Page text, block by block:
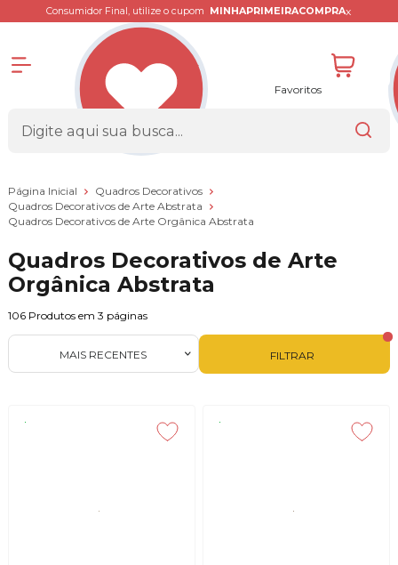
Consumidor Final, utilize o cupom MINHAPRIMEIRACOMPRAx
Favoritos
Página Inicial
Quadros Decorativos
Quadros Decorativos de Arte Abstrata
Quadros Decorativos de Arte Orgânica Abstrata
Quadros Decorativos de Arte
Orgânica Abstrata
106 Produtos em 3 páginas
FILTRAR
MAIS RECENTES